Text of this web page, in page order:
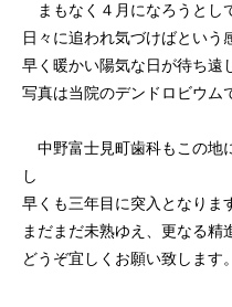
まもなく４月になろうとし
日々に追われ気づけばという
早く暖かい陽気な日が待ち遠
写真は当院のデンドロビウム
中野富士見町歯科もこの地
し
早くも三年目に突入となりま
まだまだ未熟ゆえ、更なる精
どうぞ宜しくお願い致します。